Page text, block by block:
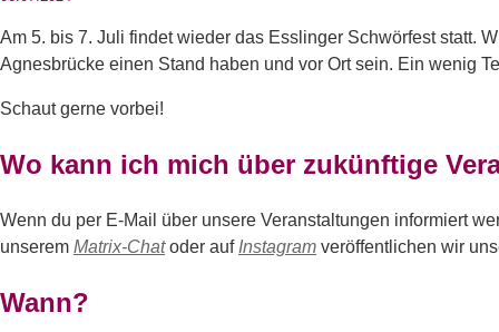
Am 5. bis 7. Juli findet wieder das Esslinger Schwörfest statt.
Agnesbrücke einen Stand haben und vor Ort sein. Ein wenig
Schaut gerne vorbei!
Wo kann ich mich über zukünftige
Wenn du per E-Mail über unsere Veranstaltungen informiert
unserem Matrix-Chatoder auf Instagram veröffentlichen wir
Wann?